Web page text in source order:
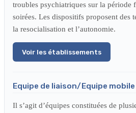
troubles psychiatriques sur la période
soirées. Les dispositifs proposent des
la resocialisation et l’autonomie.
Voir les établissements
Equipe de liaison/Equipe mobile
Il s’agit d’équipes constituées de